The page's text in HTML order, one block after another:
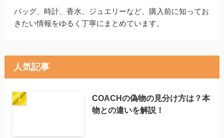
バッグ、時計、香水、ジュエリーなど、購入前に知ってお
きたい情報をゆるく丁寧にまとめています。
人気記事
COACHの偽物の見分け方は？本
物との違いを解説！